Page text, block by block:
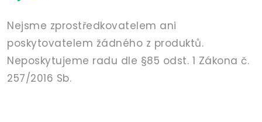
Nejsme zprostředkovatelem ani
poskytovatelem žádného z produktů.
Neposkytujeme radu dle §85 odst. 1 Zákona č.
257/2016 Sb.